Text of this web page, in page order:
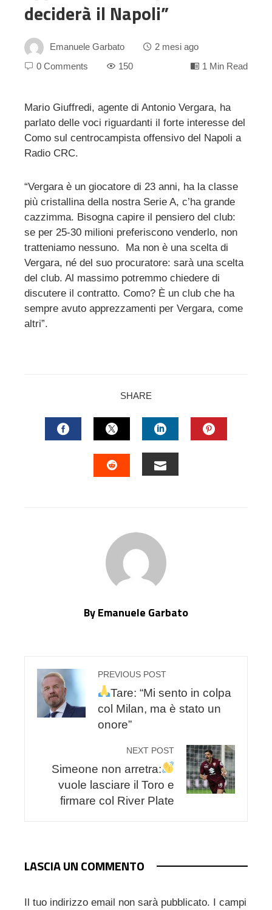
deciderà il Napoli”
Emanuele Garbato
2 mesi ago
0 Comments
150 1 Min Read
Mario Giuffredi, agente di Antonio Vergara, ha
parlato delle voci riguardanti il forte interesse del
Como sul centrocampista offensivo del Napoli a
Radio CRC.
“Vergara è un giocatore di 23 anni, ha la classe
più cristallina della nostra Serie A, c’ha grande
cazzimma. Bisogna capire il pensiero del club:
se per 25-30 milioni preferiscono venderlo, non
tratteniamo nessuno. Ma non è una scelta di
Vergara, né del suo procuratore: sarà una scelta
del club. Al massimo potremmo chiedere di
discutere il contratto. Como? È un club che ha
sempre avuto apprezzamenti per Vergara, come
altri”.
SHARE
FACEBOOKTWITTERLINKEDIN
By Emanuele Garbato
PREVIOUS POST
Tare: “Mi sento in colpa
col Milan, ma è stato un
onore”
NEXT POST
Simeone non arretra:
vuole lasciare il Toro e
firmare col River Plate
LASCIA UN COMMENTO
Il tuo indirizzo email non sarà pubblicato. I campi